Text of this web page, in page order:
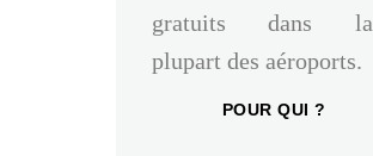
gratuits dans la
plupart des aéroports.
POUR QUI ?